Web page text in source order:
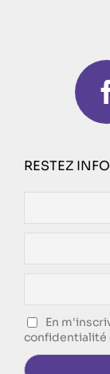
RESTEZ
En
confidentialité